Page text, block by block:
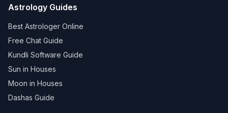
Astrology Guides
Best Astrologer Online
Free Chat Guide
Kundli Software Guide
Sun in Houses
Moon in Houses
Dashas Guide